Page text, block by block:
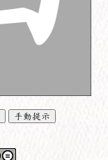
手動提示